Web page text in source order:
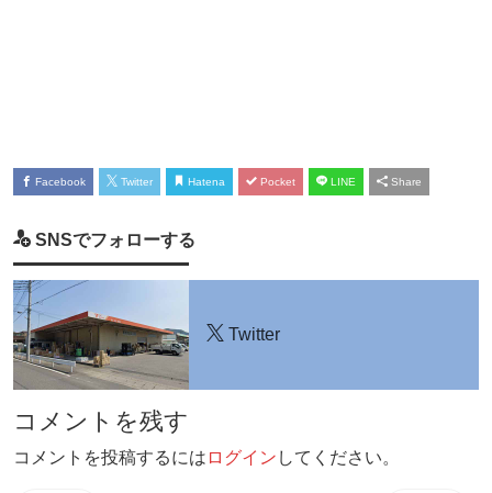
Facebook Twitter Hatena Pocket LINE Share
SNSでフォローする
Twitter
コメントを残す
コメントを投稿するには ログイン してください。